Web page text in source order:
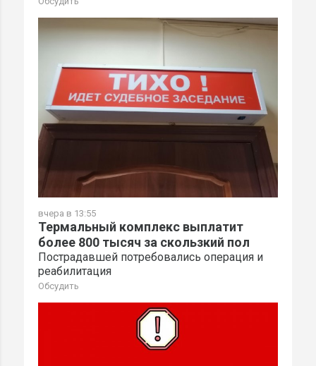
вчера в 13:55
Термальный комплекс выплатит
более 800 тысяч за скользкий пол
Пострадавшей потребовались операция и
реабилитация
Обсудить